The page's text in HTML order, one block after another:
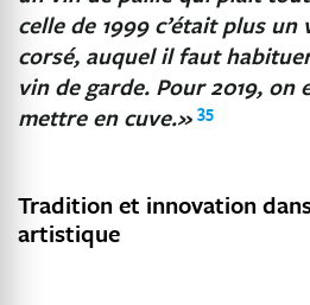
celle de 1999 c’était plus
corsé, auquel il faut
vin de garde. Pour 2019, on
mettre en cuve.» 35
Tradition et innovation
artistique